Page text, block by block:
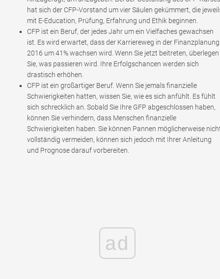
hat sich der CFP-Vorstand um vier Säulen gekümmert, die
mit E-Education, Prüfung, Erfahrung und Ethik beginnen.
CFP ist ein Beruf, der jedes Jahr um ein Vielfaches gewachsen
ist. Es wird erwartet, dass der Karriereweg in der Finanzplanung
2016 um 41% wachsen wird. Wenn Sie jetzt beitreten, überlegen
Sie, was passieren wird. Ihre Erfolgschancen werden sich
drastisch erhöhen.
CFP ist ein großartiger Beruf. Wenn Sie jemals finanzielle
Schwierigkeiten hatten, wissen Sie, wie es sich anfühlt. Es fühlt
sich schrecklich an. Sobald Sie Ihre GFP abgeschlossen haben,
können Sie verhindern, dass Menschen finanzielle
Schwierigkeiten haben. Sie können Pannen möglicherweise
vollständig vermeiden, können sich jedoch mit Ihrer Anleitung
und Prognose darauf vorbereiten.
ad